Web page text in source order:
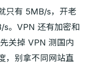
只有 5MB/s，开老
s。VPN 还有加密和
关掉 VPN 测国内
，别拿不同网站直